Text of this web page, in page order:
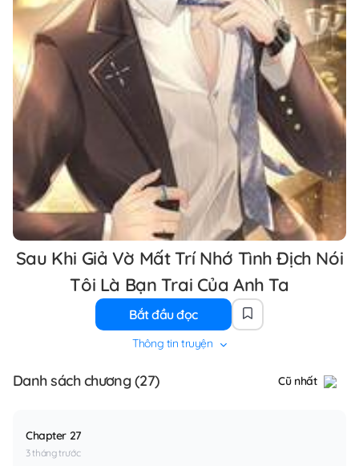
Sau Khi Giả Vờ Mất Trí Nhớ Tình Địch Nói
Tôi Là Bạn Trai Của Anh Ta
Bắt đầu đọc
Thông tin truyện
Danh sách chương (27) Cũ nhất
Chapter 27
3 tháng trước